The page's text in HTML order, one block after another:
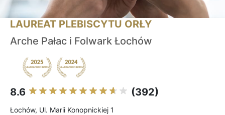
LAUREAT PLEBISCYTU ORŁY
Arche Pałac i Folwark Łochów
8.6 (392)
Łochów, Ul. Marii Konopnickiej 1